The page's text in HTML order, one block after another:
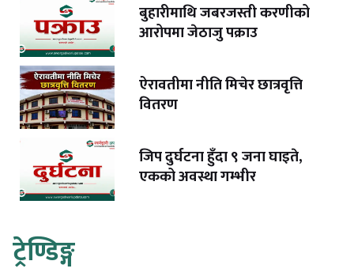
बुहारीमाथि जबरजस्ती करणीको
आरोपमा जेठाजु पक्राउ
ऐरावतीमा नीति मिचेर छात्रवृत्ति
वितरण
जिप दुर्घटना हुँदा ९ जना घाइते,
एकको अवस्था गम्भीर
ट्रेण्डिङ्ग